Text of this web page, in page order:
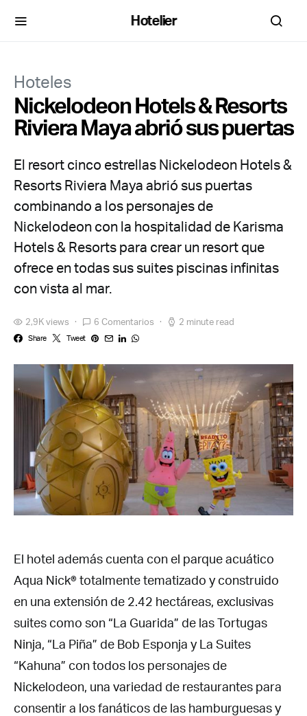
Hotelier
Hoteles
Nickelodeon Hotels & Resorts
Riviera Maya abrió sus puertas
El resort cinco estrellas Nickelodeon Hotels &
Resorts Riviera Maya abrió sus puertas
combinando a los personajes de
Nickelodeon con la hospitalidad de Karisma
Hotels & Resorts para crear un resort que
ofrece en todas sus suites piscinas infinitas
con vista al mar.
2,9K views 6 Comentarios 2 minute read
Share Tweet
El hotel además cuenta con el parque acuático
Aqua Nick® totalmente tematizado y construido
en una extensión de 2.42 hectáreas, exclusivas
suites como son “La Guarida” de las Tortugas
Ninja, “La Piña” de Bob Esponja y La Suites
“Kahuna” con todos los personajes de
Nickelodeon, una variedad de restaurantes para
consentir a los fanáticos de las hamburguesas y